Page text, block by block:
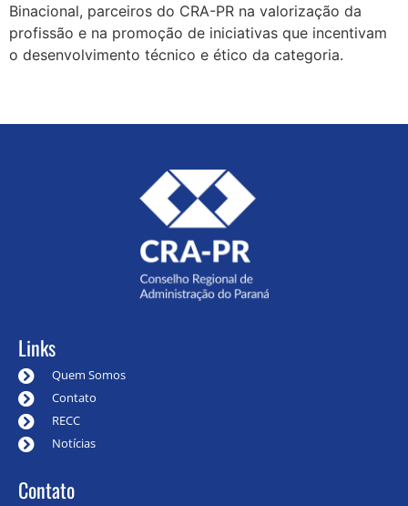
Binacional, parceiros do CRA-PR na valorização da
profissão e na promoção de iniciativas que incentivam
o desenvolvimento técnico e ético da categoria.
Links
Quem Somos
Contato
RECC
Notícias
Contato